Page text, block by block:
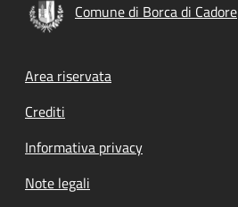
Comune di Borca di Cadore
Footer menu
Area riservata
Crediti
Informativa privacy
Note legali